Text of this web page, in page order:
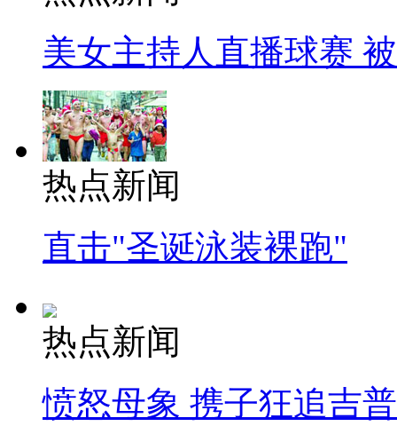
美女主持人直播球赛
热点新闻
直击"圣诞泳装裸跑"
热点新闻
愤怒母象 携子狂追吉